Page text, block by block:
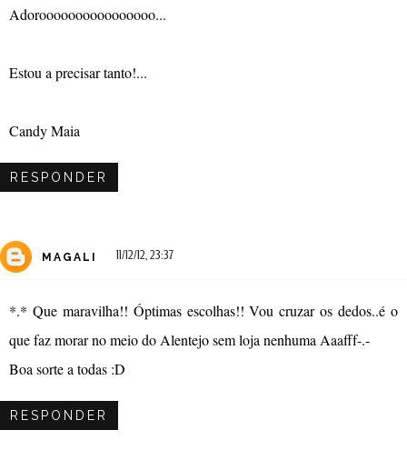
Adoroooooooooooooooo...
Estou a precisar tanto!...
Candy Maia
RESPONDER
MAGALI 11/12/12, 23:37
*.* Que maravilha!! Óptimas escolhas!! Vou cruzar os dedos..é o
que faz morar no meio do Alentejo sem loja nenhuma Aaafff-.-
Boa sorte a todas :D
RESPONDER